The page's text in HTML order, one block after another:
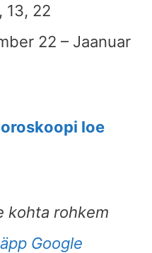
13, 22
22 – Jaanuar
loe
kohta rohkem
Google